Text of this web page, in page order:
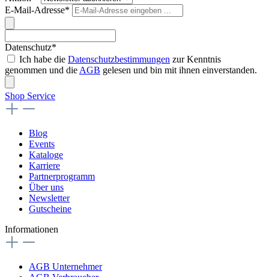
E-Mail-Adresse*
Datenschutz*
Ich habe die Datenschutzbestimmungen zur Kenntnis
genommen und die AGB gelesen und bin mit ihnen einverstanden.
Shop Service
Blog
Events
Kataloge
Karriere
Partnerprogramm
Über uns
Newsletter
Gutscheine
Informationen
AGB Unternehmer